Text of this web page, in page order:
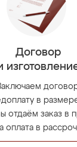
Договор
в
отдаём заказ в
оплата в